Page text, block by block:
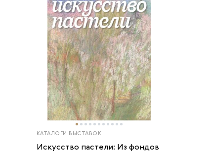
КАТАЛОГИ ВЫСТАВОК
Искусство пастели: Из фондов